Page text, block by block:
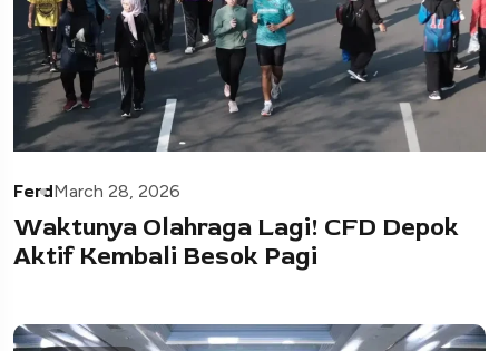
FerdMarch 28, 2026
Waktunya Olahraga Lagi! CFD Depok
Aktif Kembali Besok Pagi